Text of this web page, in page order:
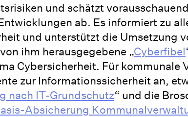
und schätzt
ab. Es informiert zu
und unterstützt die Umsetzung
ihm herausgegebene „Cyberfibel
Cybersicherheit. Für kommunale
zur Informationssicherheit an,
nach IT-Grundschutz“ und die
Absicherung